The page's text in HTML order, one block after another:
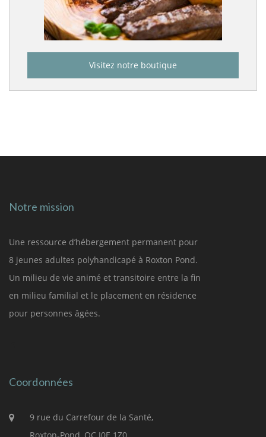
Visitez notre boutique
Notre mission
Une ressource d’hébergement permanent pour
8 jeunes adultes polyhandicapé à Roxton Pond.
Un milieu de vie animé et transitoire entre la fin
en milieu familial et le placement en résidence
pour personnes âgées.
Coordonnées
9 rue du Carrefour de la Santé,